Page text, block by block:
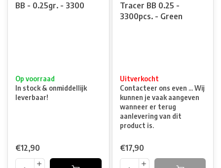
BB - 0.25gr. - 3300
Op voorraad
In stock & onmiddellijk
leverbaar!
€12,90
Tracer BB 0.25 -
3300pcs. - Green
Uitverkocht
Contacteer ons even ... Wij
kunnen je vaak aangeven
wanneer er terug
aanlevering van dit
product is.
€17,90